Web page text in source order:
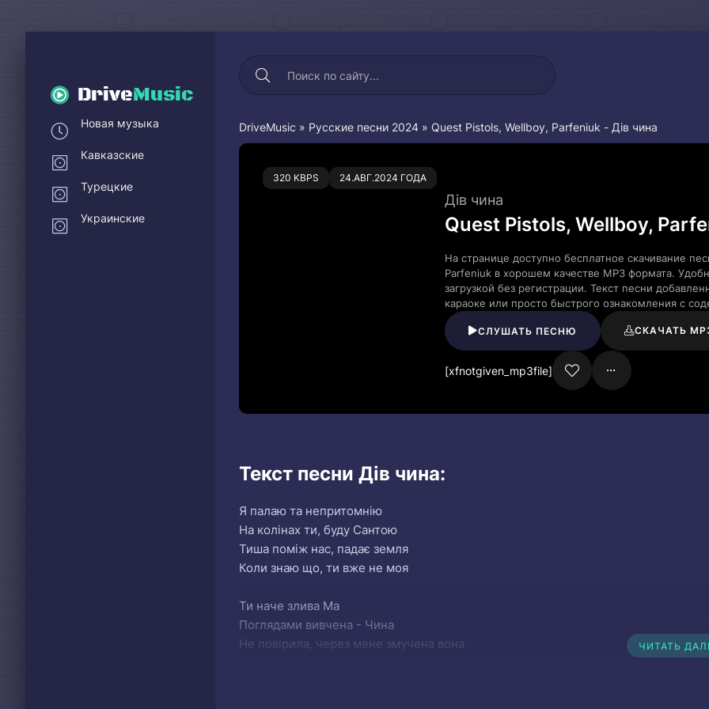
DriveMusic
DriveMusic » Русские песни 2024 » Quest Pistols, Wellboy, Parfeniuk - Дів чина
320 KBPS 24.АВГ.2024 ГОДА
0 0
Дів чина
Quest Pistols, Wellboy,
На странице доступно бесплатное скачивание
Parfeniuk в хорошем качестве MP3 формата.
загрузкой без регистрации. Текст песни
караоке или просто быстрого ознакомления с
СЛУШАТЬ ПЕСНЮ СКАЧАТЬ
[xfnotgiven_mp3file]
Текст песни Дів чина:
Я палаю та непритомнію
На колінах ти, буду Сантою
Тиша поміж нас, падає земля
Коли знаю що, ти вже не моя
Ти наче злива Ма
Поглядами вивчена - Чина
Не повірила, через мене змучена вона
ЧИТАТЬ
Новая музыка
Кавказские
Турецкие
Украинские